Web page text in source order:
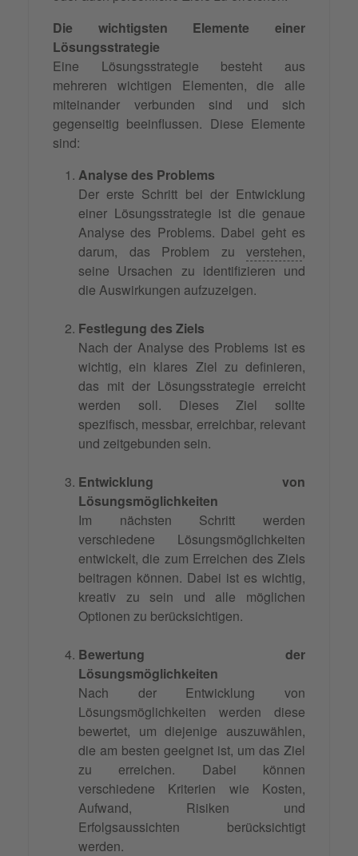
Die wichtigsten Elemente einer
Lösungsstrategie
Eine Lösungsstrategie besteht aus
mehreren wichtigen Elementen, die alle
miteinander verbunden sind und sich
gegenseitig beeinflussen. Diese Elemente
sind:
Analyse des Problems
Der erste Schritt bei der Entwicklung
einer Lösungsstrategie ist die genaue
Analyse des Problems. Dabei geht es
darum, das Problem zu verstehen,
seine Ursachen zu identifizieren und
die Auswirkungen aufzuzeigen.
Festlegung des Ziels
Nach der Analyse des Problems ist es
wichtig, ein klares Ziel zu definieren,
das mit der Lösungsstrategie erreicht
werden soll. Dieses Ziel sollte
spezifisch, messbar, erreichbar, relevant
und zeitgebunden sein.
Entwicklung von
Lösungsmöglichkeiten
Im nächsten Schritt werden
verschiedene Lösungsmöglichkeiten
entwickelt, die zum Erreichen des Ziels
beitragen können. Dabei ist es wichtig,
kreativ zu sein und alle möglichen
Optionen zu berücksichtigen.
Bewertung der
Lösungsmöglichkeiten
Nach der Entwicklung von
Lösungsmöglichkeiten werden diese
bewertet, um diejenige auszuwählen,
die am besten geeignet ist, um das Ziel
zu erreichen. Dabei können
verschiedene Kriterien wie Kosten,
Aufwand, Risiken und
Erfolgsaussichten berücksichtigt
werden.